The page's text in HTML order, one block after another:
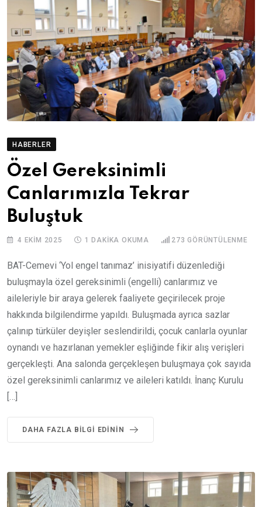
HABERLER
Özel Gereksinimli
Canlarımızla Tekrar
Buluştuk
4 EKIM 2025 1 DAKIKA OKUMA 273 GÖRÜNTÜLENME
BAT-Cemevi ‘Yol engel tanımaz’ inisiyatifi düzenlediği
buluşmayla özel gereksinimli (engelli) canlarımız ve
aileleriyle bir araya gelerek faaliyete geçirilecek proje
hakkında bilgilendirme yapıldı. Buluşmada ayrıca sazlar
çalınıp türküler deyişler seslendirildi, çocuk canlarla oyunlar
oynandı ve hazırlanan yemekler eşliğinde fikir alış verişleri
gerçekleşti. Ana salonda gerçekleşen buluşmaya çok sayıda
özel gereksinimli canlarımız ve aileleri katıldı. İnanç Kurulu
[…]
DAHA FAZLA BILGI EDININ